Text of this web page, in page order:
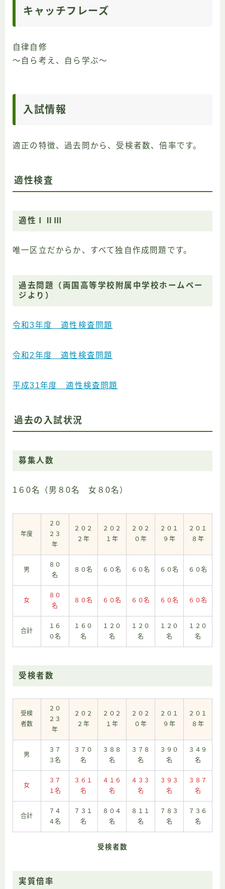
キャッチフレーズ
自律自修
～自ら考え、自ら学ぶ～
入試情報
適正の特徴、過去問から、受検者数、倍率です。
適性検査
適性ⅠⅡⅢ
唯一区立だからか、すべて独自作成問題です。
過去問題（両国高等学校附属中学校ホームペー
ジより）
令和3年度 適性検査問題
令和2年度 適性検査問題
平成31年度 適性検査問題
過去の入試状況
募集人数
1６0名（男８0名 女８0名）
年度
２０
２３
年
２０２
２年
２０２
１年
２０２
０年
２０１
９年
２０１
８年
男
８０
名
８０名 ６０名 ６０名 ６０名 ６０名
女
８０
名
８０名 ６０名 ６０名 ６０名 ６０名
合計
１６
０名
１６０
名
１２０
名
１２０
名
１２０
名
１２０
名
受検者数
受検
者数
２０
２３
年
２０２
２年
２０２
１年
２０２
０年
２０１
９年
２０１
８年
男
３７
３名
３７０
名
３８８
名
３７８
名
３９０
名
３４９
名
女
３７
１名
３６１
名
４１６
名
４３３
名
３９３
名
３８７
名
合計
７４
４名
７３１
名
８０４
名
８１１
名
７８３
名
７３６
名
受検者数
実質倍率